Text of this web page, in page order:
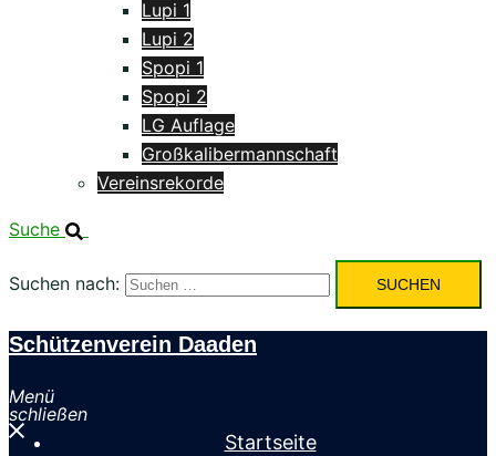
Lupi 1
Lupi 2
Spopi 1
Spopi 2
LG Auflage
Großkalibermannschaft
Vereinsrekorde
Suche
Suchen nach:
Schützenverein Daaden
Menü
schließen
Startseite